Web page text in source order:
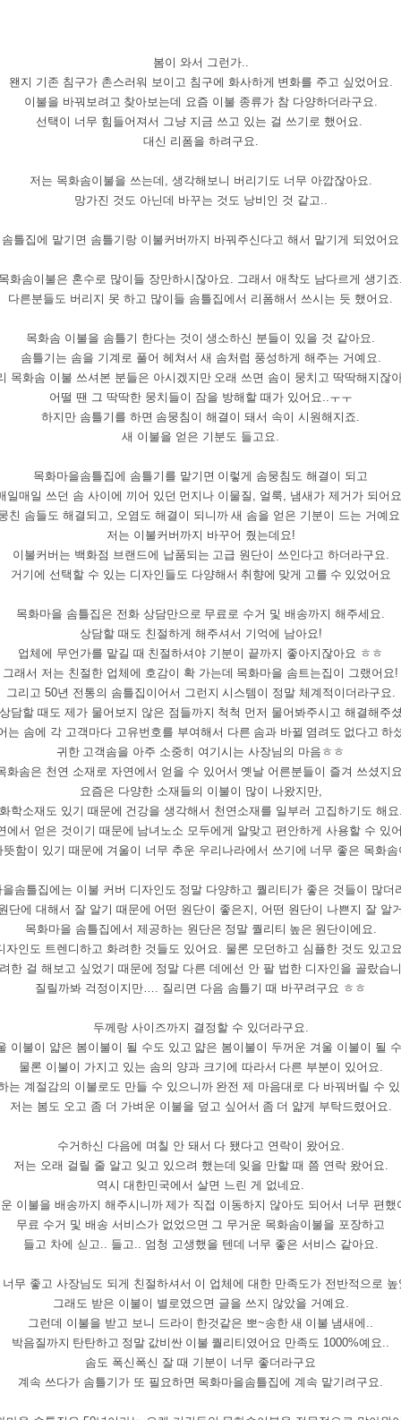
봄이 와서 그런가..
왠지 기존 침구가 촌스러워 보이고 침구에 화사하게 변화를 주고 싶었어요.
이불을 바꿔보려고 찾아보는데 요즘 이불 종류가 참 다양하더라구요.
선택이 너무 힘들어져서 그냥 지금 쓰고 있는 걸 쓰기로 했어요.
대신 리폼을 하려구요.
저는 목화솜이불을 쓰는데 , 생각해보니 버리기도 너무 아깝잖아요.
망가진 것도 아닌데 바꾸는 것도 낭비인 것 같고..
솜틀집에 맡기면 솜틀기랑 이불커버까지 바꿔주신다고 해서 맡기게 되었어요
화솜이불은 혼수로 많이들 장만하시잖아요. 그래서 애착도 남다르게 생기죠.
다른분들도 버리지 못 하고 많이들 솜틀집에서 리폼해서 쓰시는 듯 했어요.
목화솜 이불을 솜틀기 한다는 것이 생소하신 분들이 있을 것 같아요.
솜틀기는 솜을 기계로 풀어 헤쳐서 새 솜처럼 풍성하게 해주는 거예요.
목화솜 이불 쓰셔본 분들은 아시겠지만 오래 쓰면 솜이 뭉치고 딱딱해지잖
어떨 땐 그 딱딱한 뭉치들이 잠을 방해할 때가 있어요..ㅜㅜ
하지만 솜틀기를 하면 솜뭉침이 해결이 돼서 속이 시원해지죠.
새 이불을 얻은 기분도 들고요.
목화마을솜틀집에 솜틀기를 맡기면 이렇게 솜뭉침도 해결이 되고
일매일 쓰던 솜 사이에 끼어 있던 먼지나 이물질 , 얼룩, 냄새가 제거가 되어요
친 솜들도 해결되고, 오염도 해결이 되니까 새 솜을 얻은 기분이 드는 거예요
저는 이불커버까지 바꾸어 줬는데요!
이불커버는 백화점 브랜드에 납품되는 고급 원단이 쓰인다고 하더라구요.
거기에 선택할 수 있는 디자인들도 다양해서 취향에 맞게 고를 수 있었어요
목화마을 솜틀집은 전화 상담만으로 무료로 수거 및 배송까지 해주세요.
상담할 때도 친절하게 해주셔서 기억에 남아요!
업체에 무언가를 맡길 때 친절하셔야 기분이 끝까지 좋아지잖아요 ㅎㅎ
그래서 저는 친절한 업체에 호감이 확 가는데 목화마을 솜트는집이 그랬어요!
그리고 50년 전통의 솜틀집이어서 그런지 시스템이 정말 체계적이더라구요.
담할 때도 제가 물어보지 않은 점들까지 척척 먼저 물어봐주시고 해결해주
는 솜에 각 고객마다 고유번호를 부여해서 다른 솜과 바뀔 염려도 없다고 하
귀한 고객솜을 아주 소중히 여기시는 사장님의 마음ㅎㅎ
화솜은 천연 소재로 자연에서 얻을 수 있어서 옛날 어른분들이 즐겨 쓰셨지요
요즘은 다양한 소재들의 이불이 많이 나왔지만,
학소재도 있기 때문에 건강을 생각해서 천연소재를 일부러 고집하기도 해요.
에서 얻은 것이기 때문에 남녀노소 모두에게 알맞고 편안하게 사용할 수 있
뜻함이 있기 때문에 겨울이 너무 추운 우리나라에서 쓰기에 너무 좋은 목화
솜틀집에는 이불 커버 디자인 도 정말 다양하고 퀄리티가 좋은 것들이 많더
단에 대해서 잘 알기 때문에 어떤 원단이 좋은지 , 어떤 원단이 나쁜지 잘 알
목화마을 솜틀집에서 제공하는 원단은 정말 퀄리티 높은 원단이에요.
자인도 트렌디하고 화려한 것들도 있어요. 물론 모던하고 심플한 것도 있고요
한 걸 해보고 싶었기 때문에 정말 다른 데에선 안 팔 법한 디자인을 골랐습
질릴까봐 걱정이지만…. 질리면 다음 솜틀기 때 바꾸려구요 ㅎㅎ
두께랑 사이즈까지 결정할 수 있더라구요.
이불이 얇은 봄이불이 될 수도 있고 얇은 봄이불이 두꺼운 겨울 이불이 될
물론 이불이 가지고 있는 솜의 양과 크기에 따라서 다른 부분이 있어요.
는 계절감의 이불로도 만들 수 있으니까 완전 제 마음대로 다 바꿔버릴 수
저는 봄도 오고 좀 더 가벼운 이불을 덮고 싶어서 좀 더 얇게 부탁드렸어요.
수거하신 다음에 며칠 안 돼서 다 됐다고 연락이 왔어요.
저는 오래 걸릴 줄 알고 잊고 있으려 했는데 잊을 만할 때 쯤 연락 왔어요.
역시 대한민국에서 살면 느린 게 없네요.
이불을 배송까지 해주시니까 제가 직접 이동하지 않아도 되어서 너무 편했
무료 수거 및 배송 서비스가 없었으면 그 무거운 목화솜이불을 포장하고
들고 차에 싣고.. 들고.. 엄청 고생했을 텐데 너무 좋은 서비스 같아요.
너무 좋고 사장님도 되게 친절하셔서 이 업체에 대한 만족도가 전반적으로 높
그래도 받은 이불이 별로였으면 글을 쓰지 않았을 거예요.
그런데 이불을 받고 보니 드라이 한것같은 뽀~송한 새 이불 냄새에 ..
박음질까지 탄탄하고 정말 값비싼 이불 퀄리티였어요 만족도 1000%예요..
솜도 폭신폭신 잘 때 기분이 너무 좋더라구요
계속 쓰다가 솜틀기가 또 필요하면 목화마을솜틀집에 계속 맡기려구요.